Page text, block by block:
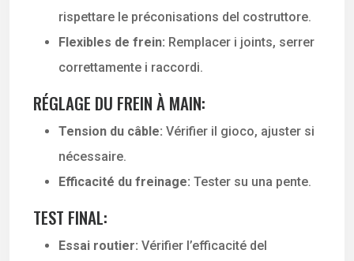
rispettare le préconisations del costruttore.
Flexibles de frein: Remplacer i joints, serrer
correttamente i raccordi.
RÉGLAGE DU FREIN À MAIN:
Tension du câble: Vérifier il gioco, ajuster si
nécessaire.
Efficacité du freinage: Tester su una pente.
TEST FINAL:
Essai routier: Vérifier l’efficacité del